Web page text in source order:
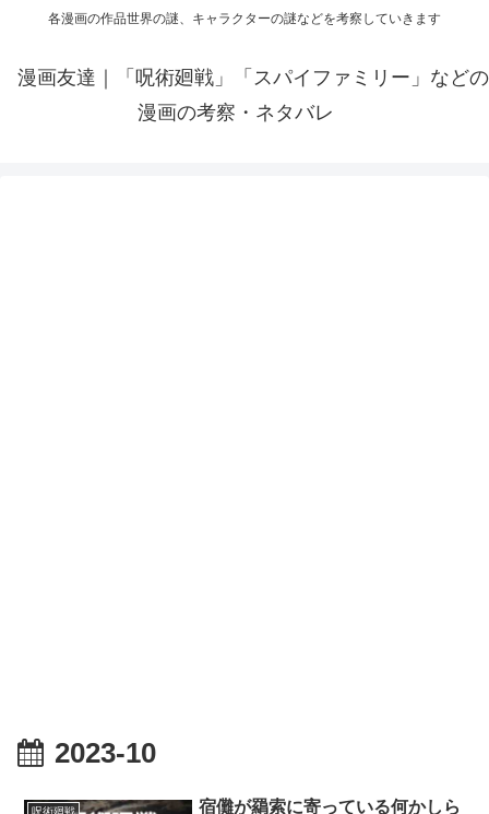
各漫画の作品世界の謎、キャラクターの謎などを考察していきます
漫画友達｜「呪術廻戦」「スパイファミリー」などの
漫画の考察・ネタバレ
2023-10
呪術廻戦
宿儺が羂索に寄っている何かしら